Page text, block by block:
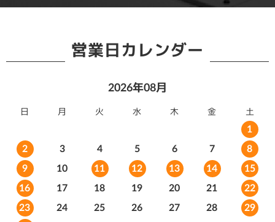
営業日カレンダー
2026年08月
日 月 火 水 木 金 土
1
2
3 4 5 6 7
8
9
10 11 12 13 14
15
16
17 18 19 20 21
22
23
24 25 26 27 28
29